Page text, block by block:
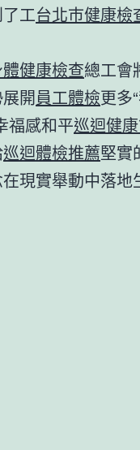
工台北巿健康檢
健康檢查總工會
開員工體檢更多
福感和平巡迴健
巡迴體檢推薦堅實
現實舉動中落地